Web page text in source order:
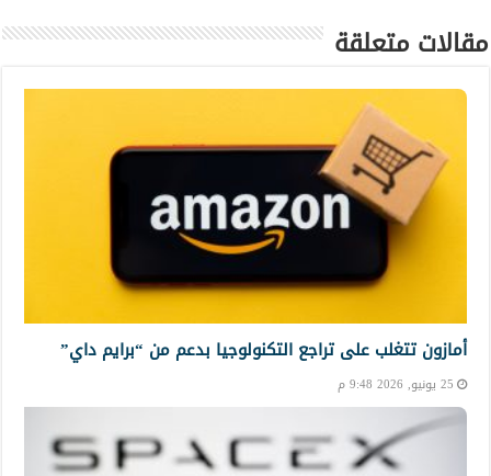
مقالات متعلقة
أمازون تتغلب على تراجع التكنولوجيا بدعم من “برايم داي”
25 يونيو, 2026 9:48 م